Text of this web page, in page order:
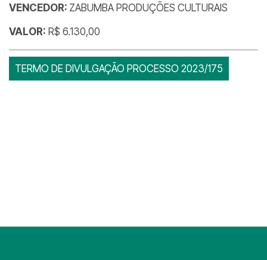
VENCEDOR: ZABUMBA PRODUÇÕES CULTURAIS
VALOR: R$ 6.130,00
TERMO DE DIVULGAÇÃO PROCESSO 2023/175